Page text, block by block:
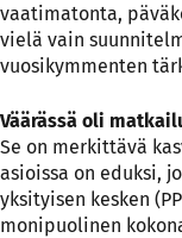
vaatimatonta,
vielä vain
vuosikymmenten
Väärässä oli
Se on merkittävä
asioissa on eduksi,
yksityisen kesken
monipuolinen